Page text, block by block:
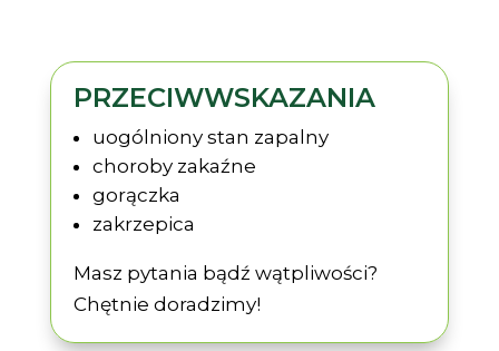
PRZECIWWSKAZANIA
uogólniony stan zapalny
choroby zakaźne
gorączka
zakrzepica
Masz pytania bądź wątpliwości?
Chętnie doradzimy!